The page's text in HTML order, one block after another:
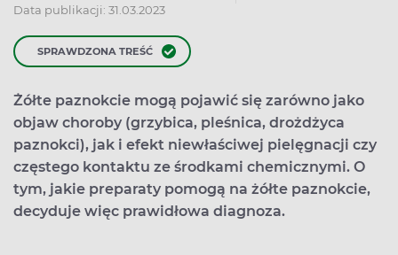
Data publikacji: 31.03.2023
SPRAWDZONA TREŚĆ
Żółte paznokcie mogą pojawić się zarówno jako
objaw choroby (grzybica, pleśnica, drożdżyca
paznokci), jak i efekt niewłaściwej pielęgnacji czy
częstego kontaktu ze środkami chemicznymi. O
tym, jakie preparaty pomogą na żółte paznokcie,
decyduje więc prawidłowa diagnoza.